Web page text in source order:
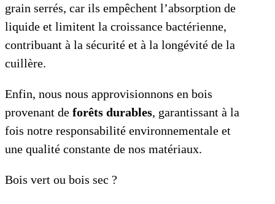
grain serrés, car ils empêchent l’absorption de
liquide et limitent la croissance bactérienne,
contribuant à la sécurité et à la longévité de la
cuillère.
Enfin, nous nous approvisionnons en bois
provenant de forêts durables, garantissant à la
fois notre responsabilité environnementale et
une qualité constante de nos matériaux.
Bois vert ou bois sec ?